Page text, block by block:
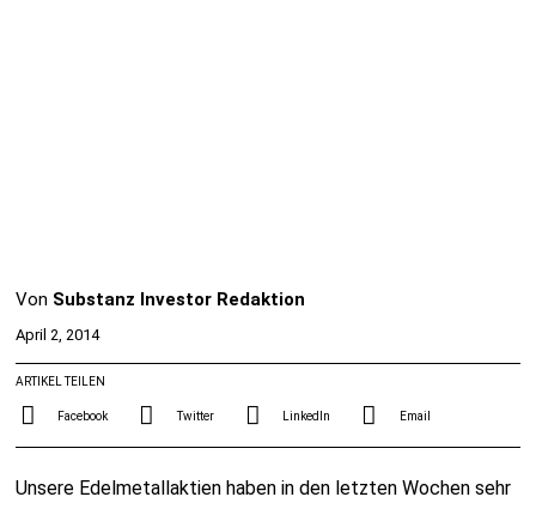
Von Substanz Investor Redaktion
April 2, 2014
ARTIKEL TEILEN
Facebook Twitter LinkedIn Email
Unsere Edelmetallaktien haben in den letzten Wochen sehr